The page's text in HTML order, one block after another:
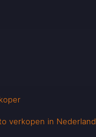
verkopen in Nederland